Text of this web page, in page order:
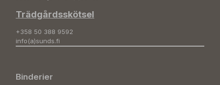
Trädgårdsskötsel
+358 50 388 9592
info(a)sunds.fi
Binderier